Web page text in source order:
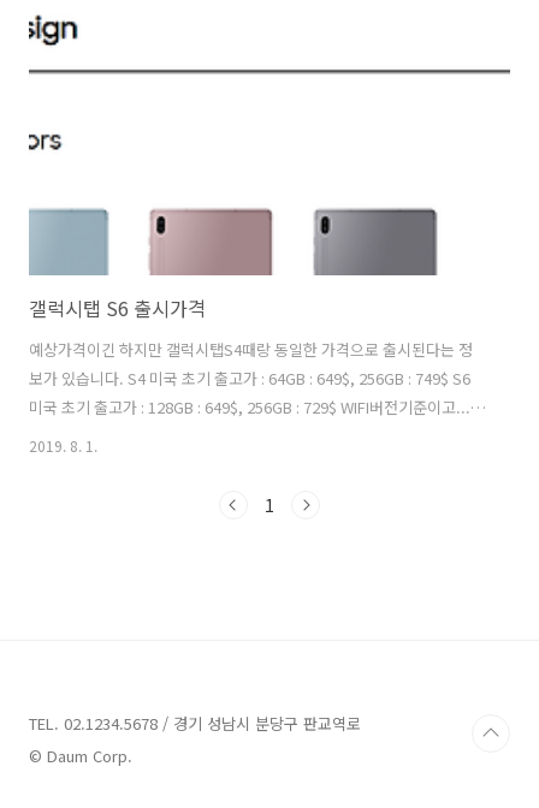
용성 극대화, 듀얼 카메라와 온 스크린 지문인식 지원으로 전에 없던 편
리한 사용성을 지원하는 것이 특징이다. 삼성전자 IM부문장 고동진 사장
은 "오늘날 소비자들은 업무나 학습 같은 생산적인 활동과 창의적인 활
갤럭시탭 S6 출시가격
예상가격이긴 하지만 갤럭시탭S4때랑 동일한 가격으로 출시된다는 정
보가 있습니다. S4 미국 초기 출고가 : 64GB : 649$, 256GB : 749$ S6
미국 초기 출고가 : 128GB : 649$, 256GB : 729$ WIFI버전기준이고...
음... LTE 버전은 +10만원 생각하면 될듯 합니다. 끝!
2019. 8. 1.
1
TEL. 02.1234.5678 / 경기 성남시 분당구 판교역로
© Daum Corp.